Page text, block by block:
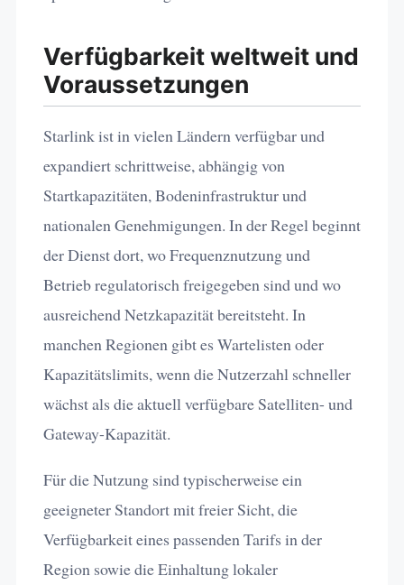
Verfügbarkeit weltweit und
Voraussetzungen
Starlink ist in vielen Ländern verfügbar und
expandiert schrittweise, abhängig von
Startkapazitäten, Bodeninfrastruktur und
nationalen Genehmigungen. In der Regel beginnt
der Dienst dort, wo Frequenznutzung und
Betrieb regulatorisch freigegeben sind und wo
ausreichend Netzkapazität bereitsteht. In
manchen Regionen gibt es Wartelisten oder
Kapazitätslimits, wenn die Nutzerzahl schneller
wächst als die aktuell verfügbare Satelliten- und
Gateway-Kapazität.
Für die Nutzung sind typischerweise ein
geeigneter Standort mit freier Sicht, die
Verfügbarkeit eines passenden Tarifs in der
Region sowie die Einhaltung lokaler